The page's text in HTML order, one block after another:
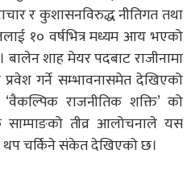
र कुशासनविरुद्ध नीतिगत तथा
१० वर्षभित्र मध्यम आय भएको
शाह मेयर पदबाट राजीनामा
प्रवेश गर्ने सम्भावनासमेत देखिएको
राजनीतिक शक्ति’ को
साम्पाङको तीव्र आलोचनाले यस
थप चर्किने संकेत देखिएको छ।